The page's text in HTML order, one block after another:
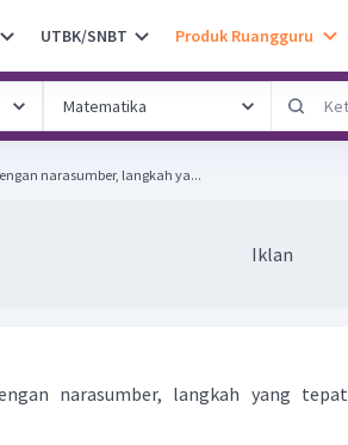
UTBK/SNBT Produk Ruangguru
narasumber, langkah ya...
Iklan
narasumber, langkah yang tepat